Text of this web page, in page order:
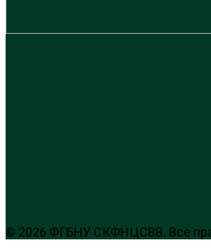
© 2026 ФГБНУ СКФНЦСВВ. Все